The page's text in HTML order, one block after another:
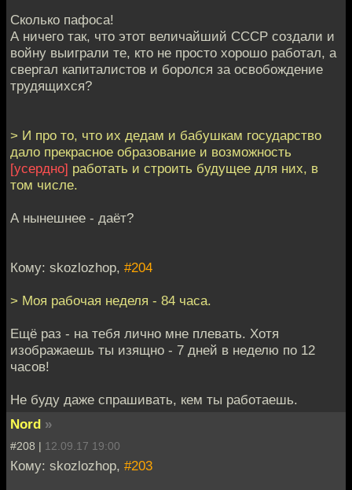
Сколько пафоса!
А ничего так, что этот величайший СССР создали и
войну выиграли те, кто не просто хорошо работал, а
свергал капиталистов и боролся за освобождение
трудящихся?
> И про то, что их дедам и бабушкам государство
дало прекрасное образование и возможность
[усердно] работать и строить будущее для них, в
том числе.
А нынешнее - даёт?
Кому: skozlozhop, #204
> Моя рабочая неделя - 84 часа.
Ещё раз - на тебя лично мне плевать. Хотя
изображаешь ты изящно - 7 дней в неделю по 12
часов!
Не буду даже спрашивать, кем ты работаешь.
Nord »
#208 | 12.09.17 19:00
Кому: skozlozhop, #203